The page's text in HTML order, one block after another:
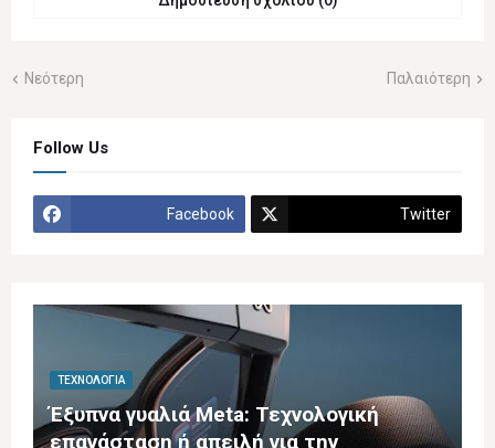
Νεότερη Παλαιότερη
Follow Us
Facebook Twitter
ΤΕΧΝΟΛΟΓΊΑ
Έξυπνα γυαλιά Meta: Τεχνολογική
επανάσταση ή απειλή για την